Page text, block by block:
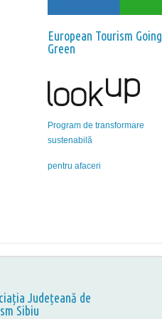
European Tourism Going
Green
Program de transformare
sustenabilă
pentru afaceri
Județeană de
Sibiu